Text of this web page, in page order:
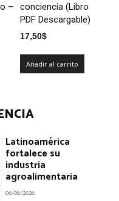
–
conciencia (Libro
PDF Descargable)
17,50$
Añadir al carrito
Latinoamérica
fortalece su
industria
agroalimentaria
06/08/2026